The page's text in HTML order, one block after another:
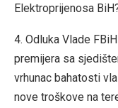
Elektroprijenosa
4. Odluka Vlade
premijera sa
vrhunac bahatosti
nove troškove na